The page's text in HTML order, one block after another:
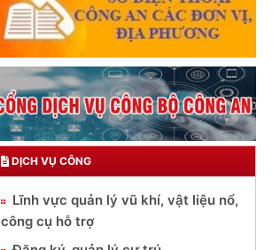
DỊCH VỤ CÔNG
Lĩnh vực quản lý vũ khí, vật liệu nổ,
công cụ hỗ trợ